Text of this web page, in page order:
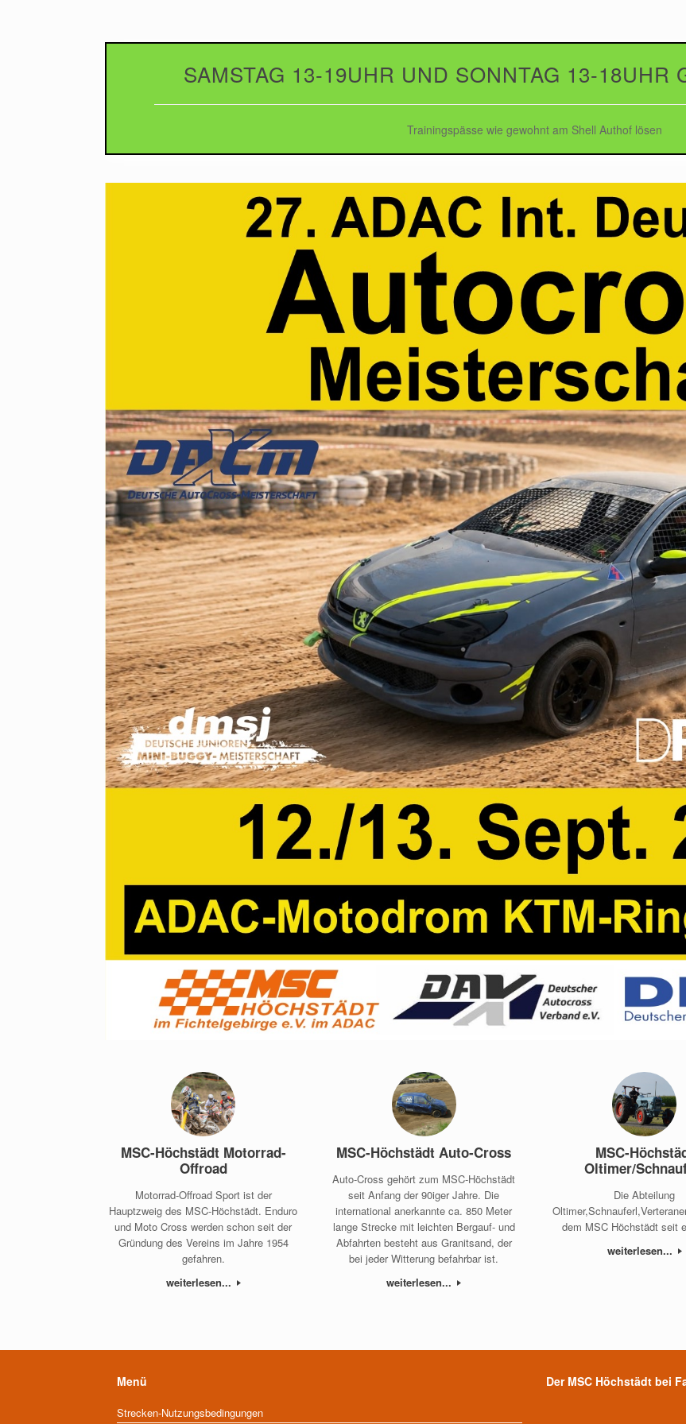
SAMSTAG 13-19UHR UND SONNTAG 13-18UHR
Trainingspässe wie gewohnt am Shell Authof lösen
MSC-Höchstädt Motorrad-
Offroad
Motorrad-Offroad Sport ist der
Hauptzweig des MSC-Höchstädt. Enduro
und Moto Cross werden schon seit der
Gründung des Vereins im Jahre 1954
gefahren.
weiterlesen...
MSC-Höchstädt Auto-Cross
Auto-Cross gehört zum MSC-Höchstädt
seit Anfang der 90iger Jahre. Die
international anerkannte ca. 850 Meter
lange Strecke mit leichten Bergauf- und
Abfahrten besteht aus Granitsand, der
bei jeder Witterung befahrbar ist.
weiterlesen...
MSC-
Oltimer/
Die Abteilung
dem MSC Höchstädt seit
weiterlesen...
Menü
Strecken-Nutzungsbedingungen
Der MSC Höchstädt bei